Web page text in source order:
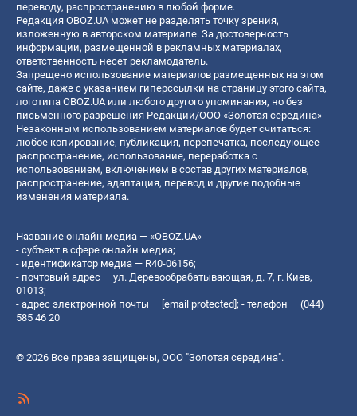
переводу, распространению в любой форме.
Редакция OBOZ.UA может не разделять точку зрения,
изложенную в авторском материале. За достоверность
информации, размещенной в рекламных материалах,
ответственность несет рекламодатель.
Запрещено использование материалов размещенных на этом
сайте, даже с указанием гиперссылки на страницу этого сайта,
логотипа OBOZ.UA или любого другого упоминания, но без
письменного разрешения Редакции/ООО «Золотая середина»
Незаконным использованием материалов будет считаться:
любое копирование, публикация, перепечатка, последующее
распространение, использование, переработка с
использованием, включением в состав других материалов,
распространение, адаптация, перевод и другие подобные
изменения материала.
Название онлайн медиа — «OBOZ.UA»
- субъект в сфере онлайн медиа;
- идентификатор медиа — R40-06156;
- почтовый адрес — ул. Деревообрабатывающая, д. 7, г. Киев,
01013;
- адрес электронной почты — [email protected] ; - телефон — (044)
585 46 20
© 2026 Все права защищены, ООО "Золотая середина".